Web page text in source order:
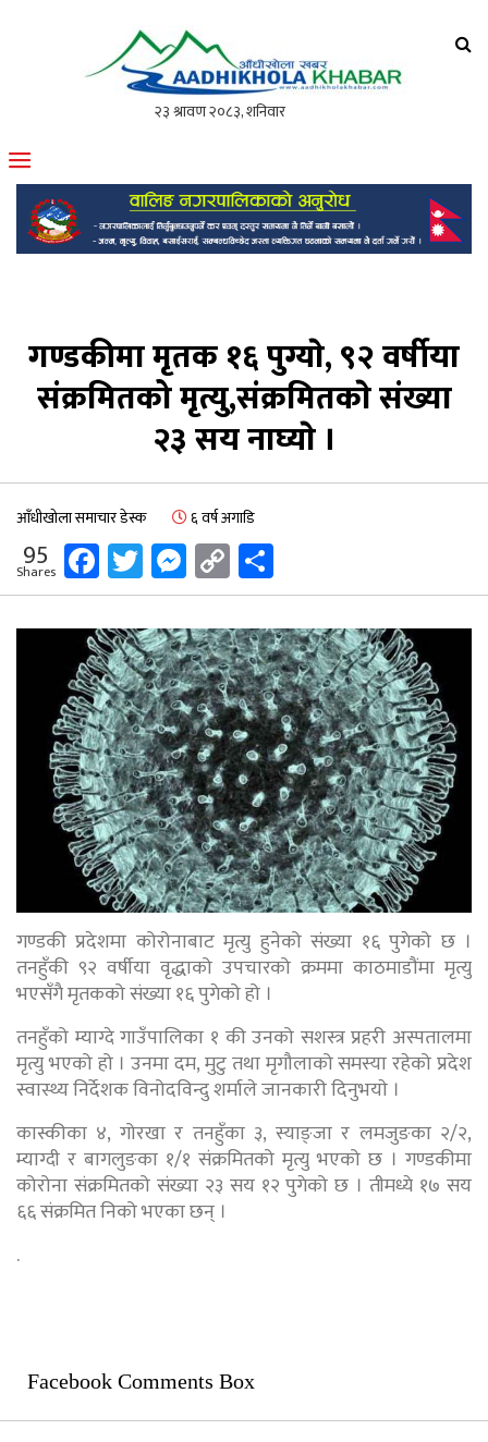
मोफसलकै लोकप्रिय अनलाइन पत्रिका
गण्डकीमा मृतक १६ पुग्याे, ९२ वर्षीया
संक्रमितको मृत्यु,संक्रमितकाे संख्या
२३ सय नाघ्याे ।
आँधीखोला समाचार डेस्क ६ वर्ष अगाडि
95
Shares Facebook
Twitter
Messenger
Copy
Link
गण्डकी प्रदेशमा कोरोनाबाट मृत्यु हुनेको संख्या १६ पुगेको छ ।
तनहुँकी ९२ वर्षीया वृद्धाको उपचारको क्रममा काठमाडौंमा मृत्यु
भएसँगै मृतकको संख्या १६ पुगेको हो ।
तनहुँको म्याग्दे गाउँपालिका १ की उनको सशस्त्र प्रहरी अस्पतालमा
मृत्यु भएको हो । उनमा दम, मुटु तथा मृगौलाको समस्या रहेको प्रदेश
स्वास्थ्य निर्देशक विनोदविन्दु शर्माले जानकारी दिनुभयाे ।
कास्कीका ४, गोरखा र तनहुँका ३, स्याङ्जा र लमजुङका २/२,
म्याग्दी र बागलुङका १/१ संक्रमितको मृत्यु भएको छ । गण्डकीमा
कोरोना संक्रमितको संख्या २३ सय १२ पुगेको छ । तीमध्ये १७ सय
६६ संक्रमित निको भएका छन् ।
.
Facebook Comments Box